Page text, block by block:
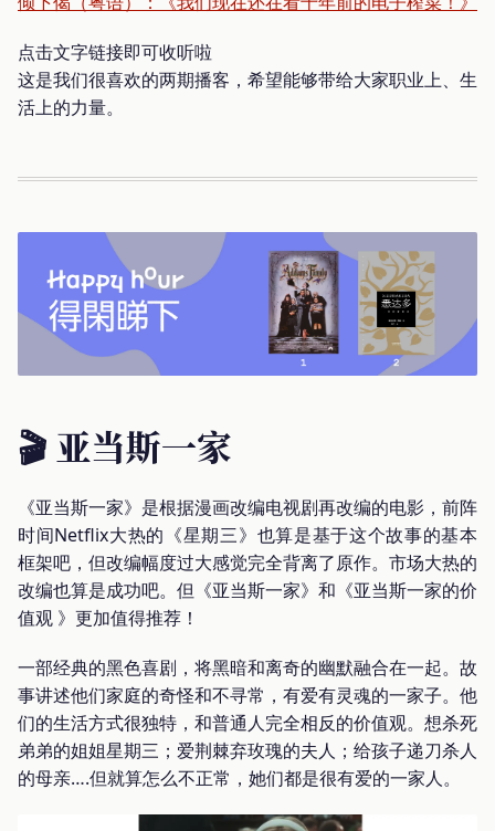
点击文字链接即可收听啦
这是我们很喜欢的两期播客，希望能够带给大家职业上、生
活上的力量。
🎬 亚当斯一家
《亚当斯一家》是根据漫画改编电视剧再改编的电影，前阵
时间Netflix大热的《星期三》也算是基于这个故事的基本
框架吧，但改编幅度过大感觉完全背离了原作。市场大热的
改编也算是成功吧。但《亚当斯一家》和《亚当斯一家的价
值观 》更加值得推荐！
一部经典的黑色喜剧，将黑暗和离奇的幽默融合在一起。故
事讲述他们家庭的奇怪和不寻常，有爱有灵魂的一家子。他
们的生活方式很独特，和普通人完全相反的价值观。想杀死
弟弟的姐姐星期三；爱荆棘弃玫瑰的夫人；给孩子递刀杀人
的母亲….但就算怎么不正常，她们都是很有爱的一家人。